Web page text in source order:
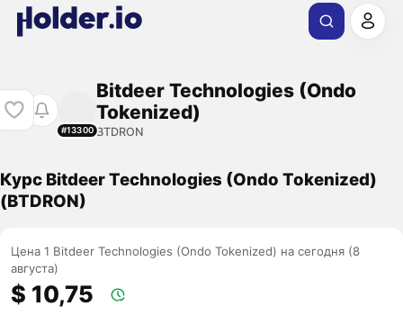
#13300
Bitdeer Technologies (Ondo
Tokenized)
BTDRON
Курс Bitdeer Technologies (Ondo Tokenized)
(BTDRON)
Цена 1 Bitdeer Technologies (Ondo Tokenized) на сегодня (8
августа)
$ 10,75